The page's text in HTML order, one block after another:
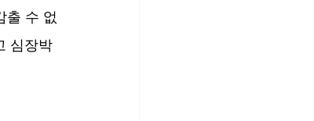
출 수 없
심장박